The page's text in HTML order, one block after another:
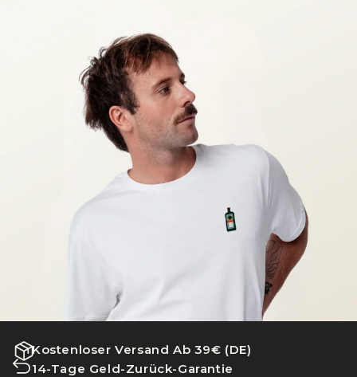
Kostenloser Versand Ab 39€ (DE)
14-Tage Geld-Zurück-Garantie